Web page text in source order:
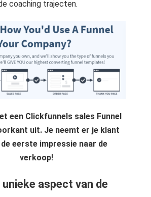
coaching trajecten.
een Clickfunnels sales Funnel
uit. Je neemt er je klant
de eerste impressie naar de
verkoop!
aspect van de